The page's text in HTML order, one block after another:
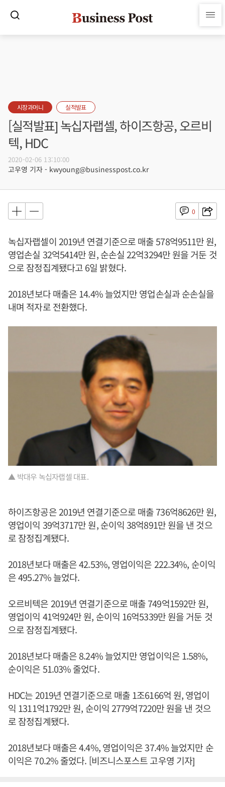
시장과머니 실적발표
[실적발표] 녹십자랩셀, 하이즈항공, 오르비
텍, HDC
2020-02-06 13:10:00
고우영 기자 - kwyoung@businesspost.co.kr
0
녹십자랩셀이 2019년 연결기준으로 매출 578억9511만 원,
영업손실 32억5414만 원, 순손실 22억3294만 원을 거둔 것
으로 잠정집계됐다고 6일 밝혔다.
2018년보다 매출은 14.4% 늘었지만 영업손실과 순손실을
내며 적자로 전환했다.
▲ 박대우 녹십자랩셀 대표.
하이즈항공은 2019년 연결기준으로 매출 736억8626만 원,
영업이익 39억3717만 원, 순이익 38억891만 원을 낸 것으
로 잠정집계됐다.
2018년보다 매출은 42.53%, 영업이익은 222.34%, 순이익
은 495.27% 늘었다.
오르비텍은 2019년 연결기준으로 매출 749억1592만 원,
영업이익 41억924만 원, 순이익 16억5339만 원을 거둔 것
으로 잠정집계됐다.
2018년보다 매출은 8.24% 늘었지만 영업이익은 1.58%,
순이익은 51.03% 줄었다.
HDC는 2019년 연결기준으로 매출 1조6166억 원, 영업이
익 1311억1792만 원, 순이익 2779억7220만 원을 낸 것으
로 잠정집계됐다.
2018년보다 매출은 4.4%, 영업이익은 37.4% 늘었지만 순
이익은 70.2% 줄었다. [비즈니스포스트 고우영 기자]